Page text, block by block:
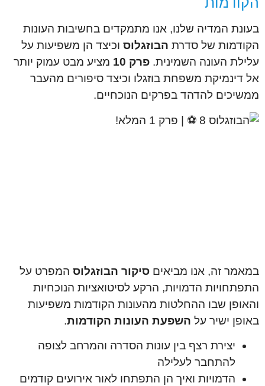
בעונת המדיה שלנו, אנו מתמקדים בחשיבות העונות
הקודמות של סדרת הבוזגלוס וכיצד הן משפיעות על
עלילת העונה השמינית. פרק 10
מציע מבט עמוק יותר
אל דינמיקת משפחת בוזגלו וכיצד סיפורים מהעבר
ממשיכים להדהד בפרקים הנוכחיים.
במאמר זה, אנו מביאים סיקור הבוזגלוס המפרט על
התפתחויות הדמויות, הרקע לסיטואציות הנוכחיות
והאופן שבו ההחלטות מהעונות הקודמות משפיעות
באופן ישיר על השפעת העונות הקודמות.
יצירת רצף בין עונות הסדרה והמרחב לצופה
להתחבר לעלילה
הדמויות ואיך הן התפתחו לאור אירועים קודמים